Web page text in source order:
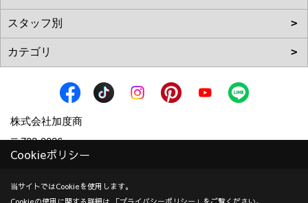
株式会社加度商
〒722-0026
広島県尾道市栗原西2丁目3-15
TEL： 0120-10-2693 / 0848-24-8605
Cookieポリシー
当サイトではCookieを使用します。